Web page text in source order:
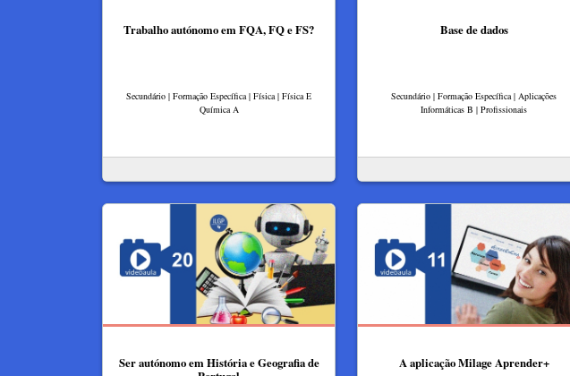
Trabalho autónomo em FQA, FQ e FS?
Secundário | Formação Específica | Física | Física E
Química A
Base de dados
Secundário | Formação Específica | Aplicações
Informáticas B | Profissionais
Ser autónomo em História e Geografia de
A aplicação Milage Aprender+